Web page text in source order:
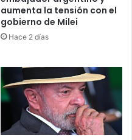
aumenta la tensión con el
gobierno de Milei
Hace 2 días